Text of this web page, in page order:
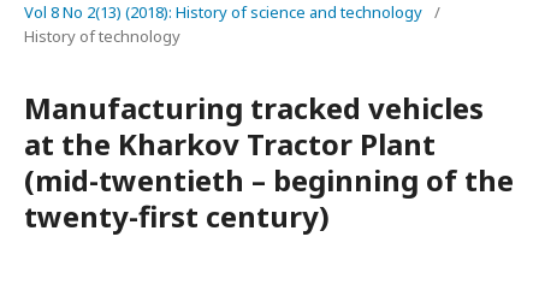
Vol 8 No 2(13) (2018): History of science and technology /
History of technology
Manufacturing tracked vehicles
at the Kharkov Tractor Plant
(mid-twentieth – beginning of the
twenty-first century)